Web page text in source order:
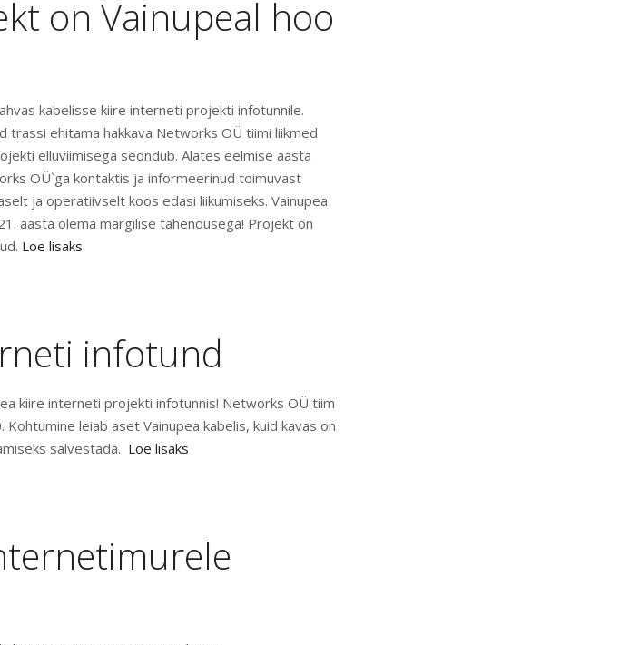
on Vainupeal hoo
kabelisse kiire interneti projekti infotunnile.
trassi ehitama hakkava Networks OÜ tiimi liikmed
elluviimisega seondub. Alates eelmise aasta
OÜ`ga kontaktis ja informeerinud toimuvast
ja operatiivselt koos edasi liikumiseks. Vainupea
aasta olema märgilise tähendusega! Projekt on
Loe lisaks
infotund
kiire interneti projekti infotunnis! Networks OÜ tiim
leiab aset Vainupea kabelis, kuid kavas on
salvestada. Loe lisaks